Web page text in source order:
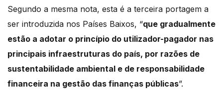
Segundo a mesma nota, esta é a terceira portagem a
ser introduzida nos Países Baixos, “que gradualmente
estão a adotar o princípio do utilizador-pagador nas
principais infraestruturas do país, por razões de
sustentabilidade ambiental e de responsabilidade
financeira na gestão das finanças públicas”.